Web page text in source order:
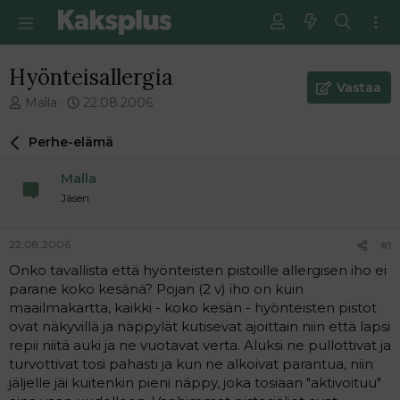
Hyönteisallergia
V
e
i
t
u
n
a
l
o
i
t
t
Malla
E
s
m
m
ä
n
v
i
e
s
t
i
22.08.2006
Vastaa
Perhe-elämä
Malla
Jäsen
22.08.2006 #1
Onko tavallista että hyönteisten pistoille allergisen iho ei
parane koko kesänä? Pojan (2 v) iho on kuin
maailmakartta, kaikki - koko kesän - hyönteisten pistot
ovat näkyvillä ja näppylät kutisevat ajoittain niin että lapsi
repii niitä auki ja ne vuotavat verta. Aluksi ne pullottivat ja
turvottivat tosi pahasti ja kun ne alkoivat parantua, niin
jäljelle jäi kuitenkin pieni näppy, joka tosiaan "aktivoituu"